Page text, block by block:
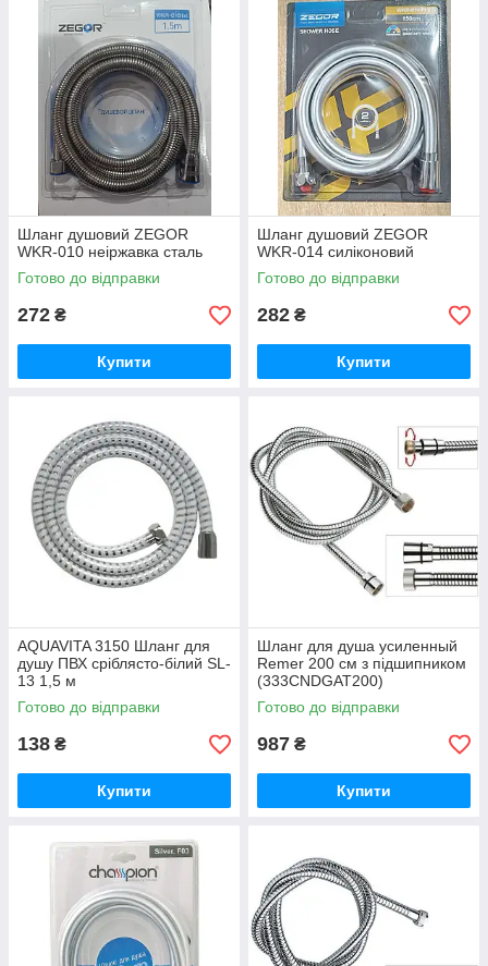
Шланг душовий ZEGOR
WKR-010 неіржавка сталь
Готово до відправки
272 ₴
Купити
Шланг душовий ZEGOR
WKR-014 силіконовий
Готово до відправки
282 ₴
Купити
AQUAVITA 3150 Шланг для
душу ПВХ сріблясто-білий SL-
13 1,5 м
Готово до відправки
138 ₴
Купити
Шланг для душа усиленный
Remer 200 см з підшипником
(333CNDGAT200)
Готово до відправки
987 ₴
Купити